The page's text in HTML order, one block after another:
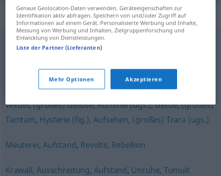
Synonyme für "Aufruhr"
Tumult,Lärm,Unruhe,Welle (ugs.)
Gehabe (ugs.),Aufriss (ugs.) ,Aufregung,Theater (ugs.)
Wirbel,(großes) Getöse,Rummel (ugs.),Getue,(großes)
Tamtam, Hysterie (fig.),Aufsehen, (großes) Trara (ugs.)
Meuterei, Aufstand, Revolte, Rebellion
Krawall,Ausschreitung,Aufstand, Unruhe, Tumult
Genaue Geolocation-Daten verwenden. Geräteeigenschaften zur
Identifikation aktiv abfragen. Speichern von und/oder Zugriff auf
Informationen auf einem Gerät. Personalisierte Werbung und Inhalte,
Messung von Werbung und Inhalten, Zielgruppenforschung und
Entwicklung von Dienstleistungen.
Liste der Partner (Lieferanten)
Mehr Optionen Akzeptieren